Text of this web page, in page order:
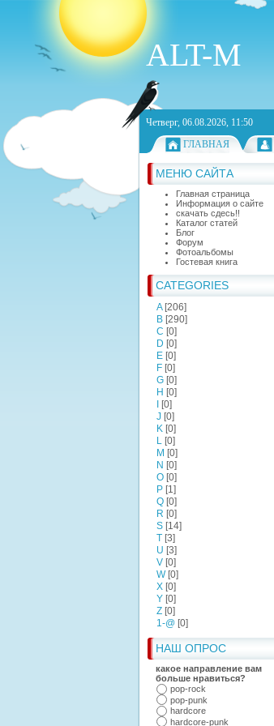
ALT-M
Четверг, 06.08.2026, 11:50
ГЛАВНАЯ
МЕНЮ САЙТА
Главная страница
Информация о сайте
скачать сдесь!!
Каталог статей
Блог
Форум
Фотоальбомы
Гостевая книга
CATEGORIES
A [206]
B [290]
C [0]
D [0]
E [0]
F [0]
G [0]
H [0]
[0]
J [0]
K [0]
L [0]
M [0]
N [0]
O [0]
P [1]
Q [0]
R [0]
S [14]
T [3]
U [3]
V [0]
W [0]
X [0]
Y [0]
Z [0]
1-@ [0]
НАШ ОПРОС
какое направление вам
больше нравиться?
pop-rock
pop-punk
hardcore
hardcore-punk